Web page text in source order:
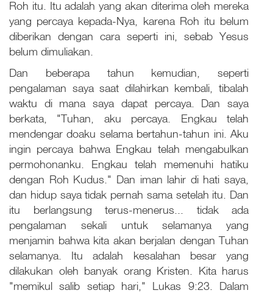
Roh itu. Itu adalah yang akan diterima oleh mereka
yang percaya kepada-Nya, karena Roh itu belum
diberikan dengan cara seperti ini, sebab Yesus
belum dimuliakan.
Dan beberapa tahun kemudian, seperti
pengalaman saya saat dilahirkan kembali, tibalah
waktu di mana saya dapat percaya. Dan saya
berkata, "Tuhan, aku percaya. Engkau telah
mendengar doaku selama bertahun-tahun ini. Aku
ingin percaya bahwa Engkau telah mengabulkan
permohonanku. Engkau telah memenuhi hatiku
dengan Roh Kudus." Dan iman lahir di hati saya,
dan hidup saya tidak pernah sama setelah itu. Dan
itu berlangsung terus-menerus... tidak ada
pengalaman sekali untuk selamanya yang
menjamin bahwa kita akan berjalan dengan Tuhan
selamanya. Itu adalah kesalahan besar yang
dilakukan oleh banyak orang Kristen. Kita harus
"memikul salib setiap hari," Lukas 9:23. Dalam